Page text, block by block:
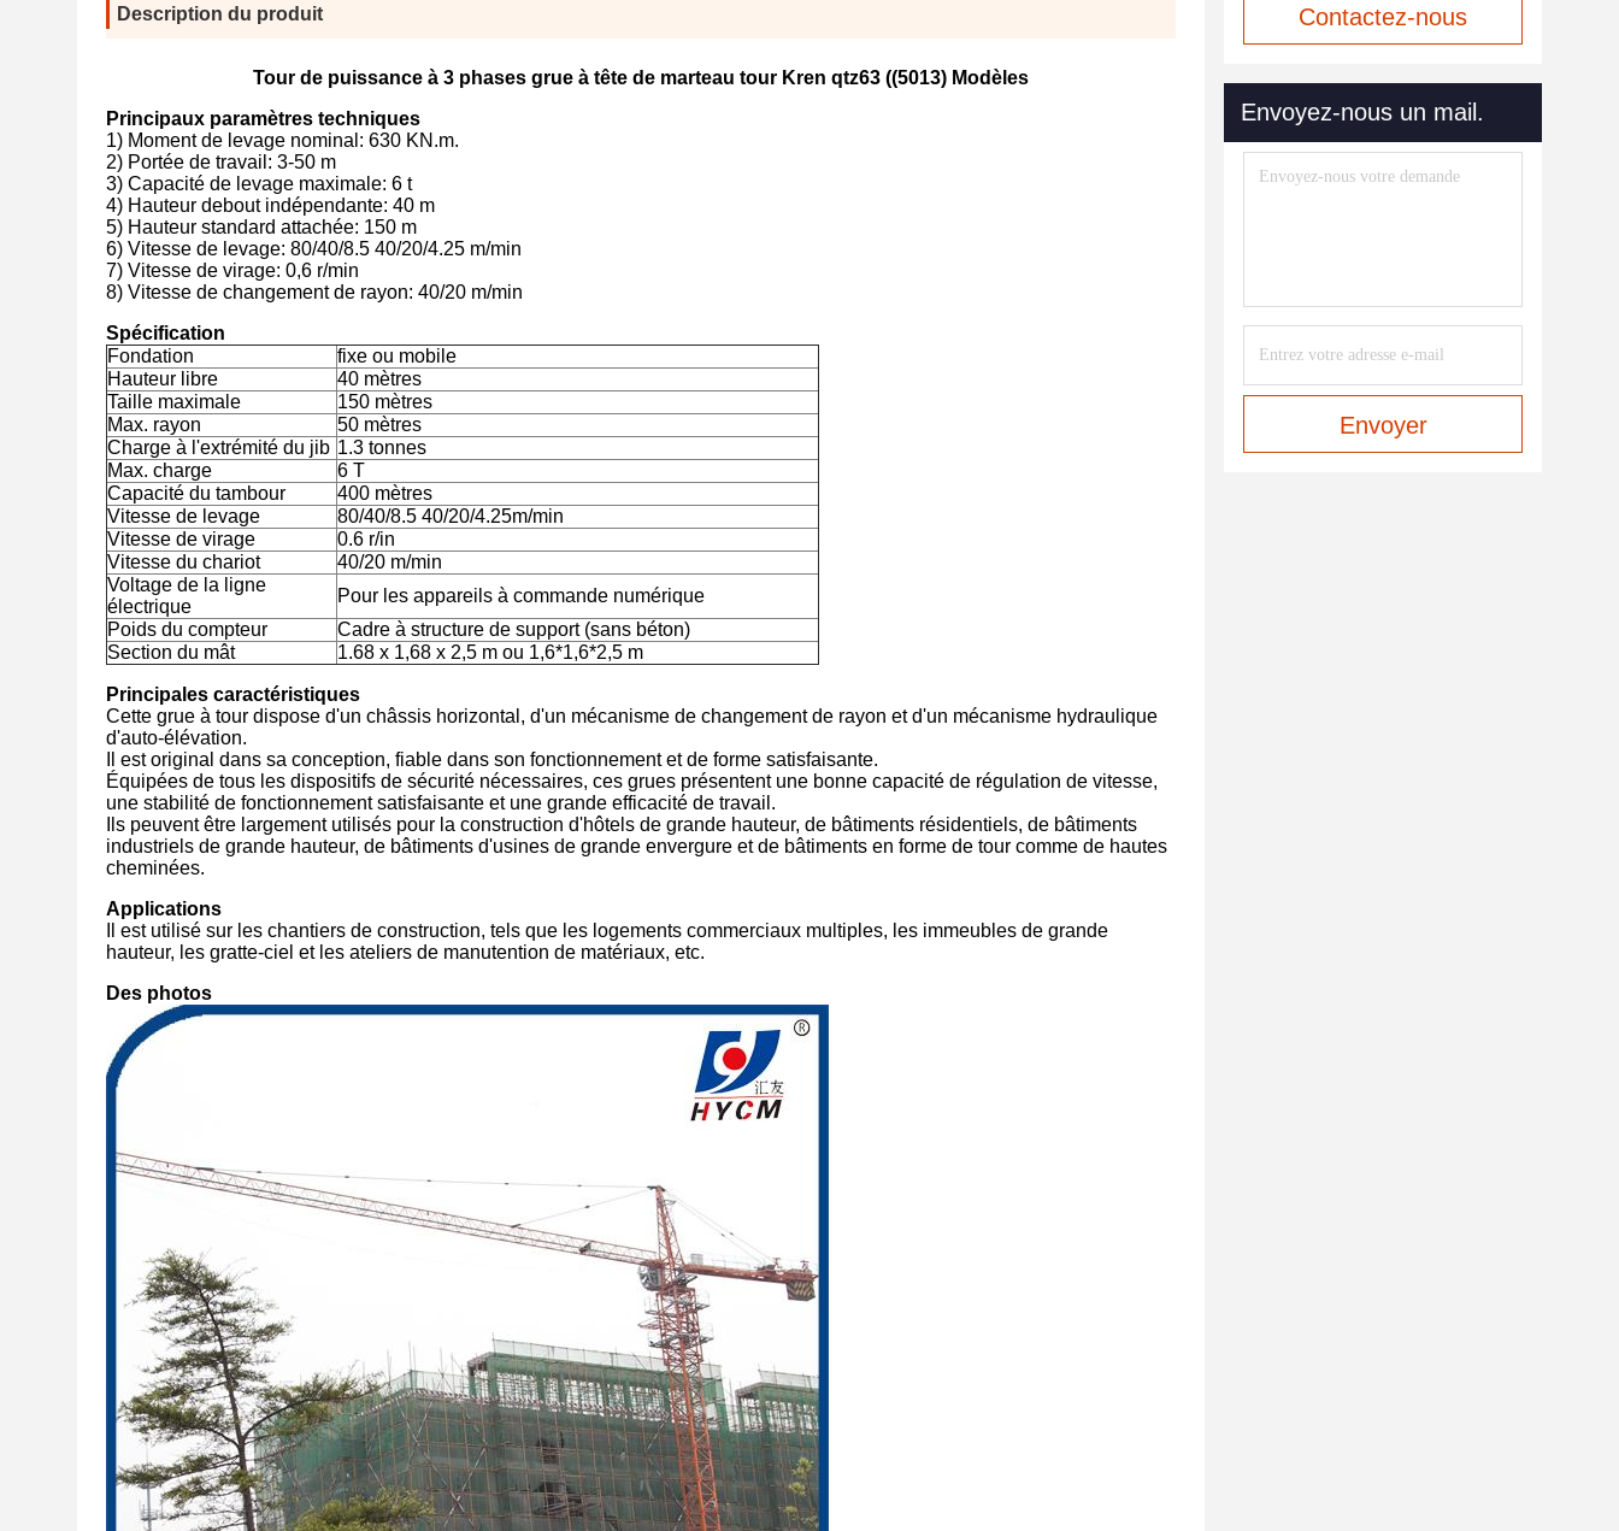
Description du produit
Tour de puissance à 3 phases grue à tête de marteau tour Kren qtz63 ((5013) Modèles
Principaux paramètres techniques
1) Moment de levage nominal: 630 KN.m.
2) Portée de travail: 3-50 m
3) Capacité de levage maximale: 6 t
4) Hauteur debout indépendante: 40 m
5) Hauteur standard attachée: 150 m
6) Vitesse de levage: 80/40/8.5 40/20/4.25 m/min
7) Vitesse de virage: 0,6 r/min
8) Vitesse de changement de rayon: 40/20 m/min
Spécification
Fondation
fixe ou mobile
Hauteur libre
40 mètres
Taille maximale
150 mètres
Max. rayon
50 mètres
Charge à l'extrémité du jib 1.3 tonnes
Max. charge
6 T
Capacité du tambour
400 mètres
Vitesse de levage
80/40/8.5 40/20/4.25m/min
Vitesse de virage
0.6 r/in
Vitesse du chariot
40/20 m/min
Voltage de la ligne
électrique
Pour les appareils à commande numérique
Poids du compteur
Cadre à structure de support (sans béton)
Section du mât
1.68 x 1,68 x 2,5 m ou 1,6*1,6*2,5 m
Principales caractéristiques
Cette grue à tour dispose d'un châssis horizontal, d'un mécanisme de changement de rayon et d'un mécanisme hydraulique
d'auto-élévation.
Il est original dans sa conception, fiable dans son fonctionnement et de forme satisfaisante.
Équipées de tous les dispositifs de sécurité nécessaires, ces grues présentent une bonne capacité de régulation de vitesse,
une stabilité de fonctionnement satisfaisante et une grande efficacité de travail.
Ils peuvent être largement utilisés pour la construction d'hôtels de grande hauteur, de bâtiments résidentiels, de bâtiments
industriels de grande hauteur, de bâtiments d'usines de grande envergure et de bâtiments en forme de tour comme de hautes
cheminées.
Applications
Il est utilisé sur les chantiers de construction, tels que les logements commerciaux multiples, les immeubles de grande
hauteur, les gratte-ciel et les ateliers de manutention de matériaux, etc.
Des photos
Contactez-nous
Envoyez-nous un mail.
Envoyer